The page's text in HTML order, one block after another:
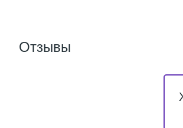
Отзывы